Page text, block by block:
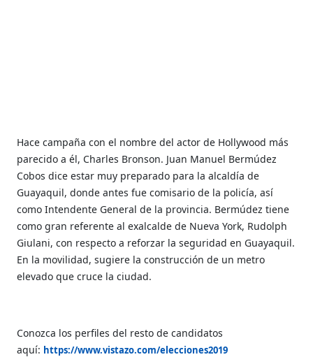
Hace campaña con el nombre del actor de Hollywood más
parecido a él, Charles Bronson. Juan Manuel Bermúdez
Cobos dice estar muy preparado para la alcaldía de
Guayaquil, donde antes fue comisario de la policía, así
como Intendente General de la provincia. Bermúdez tiene
como gran referente al exalcalde de Nueva York, Rudolph
Giulani, con respecto a reforzar la seguridad en Guayaquil.
En la movilidad, sugiere la construcción de un metro
elevado que cruce la ciudad.
Conozca los perfiles del resto de candidatos
aquí: https://www.vistazo.com/elecciones2019